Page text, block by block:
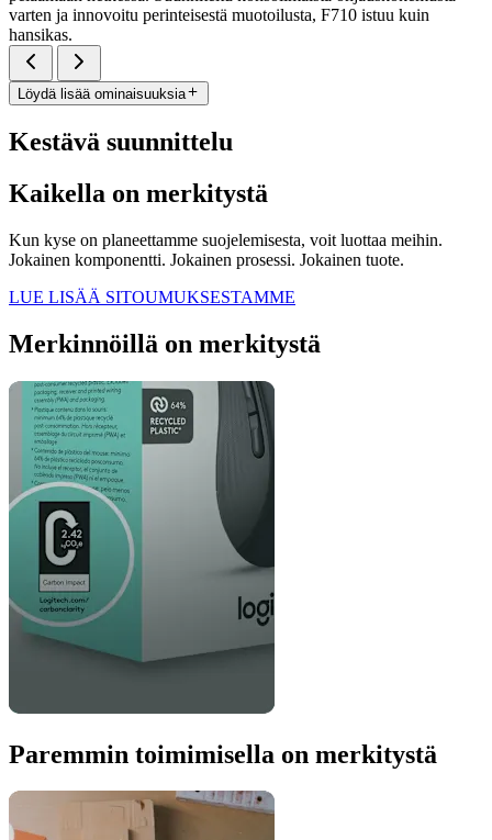
varten ja innovoitu perinteisestä muotoilusta, F710 istuu kuin
hansikas.
Löydä lisää ominaisuuksia
Kestävä suunnittelu
Kaikella on merkitystä
Kun kyse on planeettamme suojelemisesta, voit luottaa meihin.
Jokainen komponentti. Jokainen prosessi. Jokainen tuote.
LUE LISÄÄ SITOUMUKSESTAMME
Merkinnöillä on merkitystä
Paremmin toimimisella on merkitystä